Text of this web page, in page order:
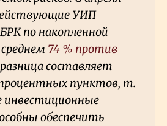
УИП
по накопленной
74 % против
составляет
пунктов, т.
инвестиционные
обеспечить